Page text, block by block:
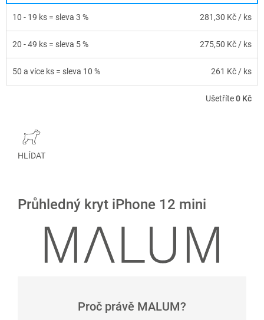
10 - 19 ks = sleva 3 % 281,30 Kč/ ks
20 - 49 ks = sleva 5 % 275,50 Kč/ ks
50 a více ks = sleva 10 % 261 Kč/ ks
Ušetříte0 Kč
HLÍDAT
Průhledný kryt iPhone 12 mini
Proč právě MALUM?